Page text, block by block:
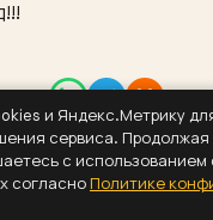
Контакты
8 (937) 304-44-55
sizaus@bk.ru
и Яндекс.Метрику
сервиса. Продолжая
с использованием
согласно Политике